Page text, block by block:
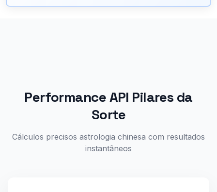
Performance API Pilares da
Sorte
Cálculos precisos astrologia chinesa com resultados
instantâneos